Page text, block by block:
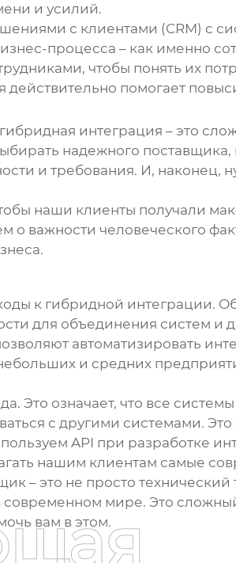
и усилий.
с клиентами (CRM) с
процесса – как именно
чтобы понять их
помогает
гибридная интеграция – это
надежного
и требования. И, наконец,
наши клиенты получали
важности человеческого
к гибридной интеграции.
для объединения систем и
автоматизировать
и средних
Это означает, что все
с другими системами.
API при разработке
нашим клиентам самые
– это не просто
современном мире. Это
вам в этом.